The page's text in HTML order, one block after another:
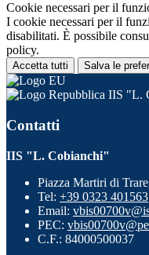
Cookie necessari per il
I cookie necessari per il
disabilitati. È possibile
policy.
Accetta tutti Salva le
IIS "L.
Contatti
IIS "L. Cobianchi"
Piazza Martiri di
Tel: +39 0323 401563
Email:
PEC:
C.F.: 84000500037